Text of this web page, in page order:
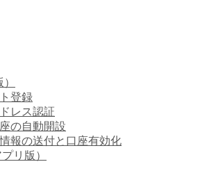
登録
レス認証
の自動開設
報の送付と口座有効化
リ版）